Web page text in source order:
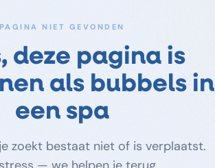
PAGINA NIET GEVONDEN
deze pagina is
als bubbels in
een spa
zoekt bestaat niet of is verplaatst.